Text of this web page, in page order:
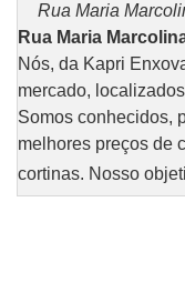
Rua Maria
Rua Maria
Nós, da Kapri
mercado,
Somos conhecidos,
melhores preços de
cortinas. Nosso